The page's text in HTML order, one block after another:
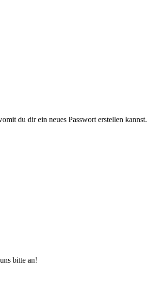
du dir ein neues Passwort erstellen kannst.
bitte an!